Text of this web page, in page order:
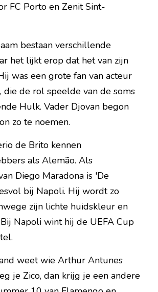
FC Porto en Zenit Sint-
bestaan verschillende
het lijkt erop dat het van zijn
was een grote fan van acteur
die de rol speelde van de soms
Hulk. Vader Djovan begon
zo te noemen.
de Brito kennen
als Alemão. Als
Diego Maradona is 'De
bij Napoli. Hij wordt zo
zijn lichte huidskleur en
Napoli wint hij de UEFA Cup
weet wie Arthur Antunes
je Zico, dan krijg je een andere